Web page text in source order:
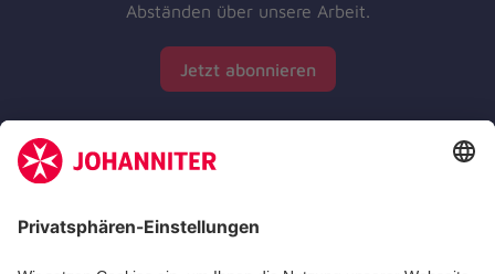
Abständen über unsere Arbeit.
Jetzt abonnieren
Zertifizierung der Johanniter-Unfall-Hilfe e.V.